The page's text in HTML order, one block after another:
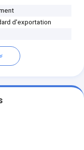
d'exportation